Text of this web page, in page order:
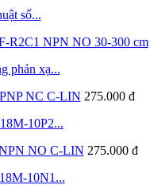
số...
phản xạ...
275.000 đ
10P2...
275.000 đ
10N1...